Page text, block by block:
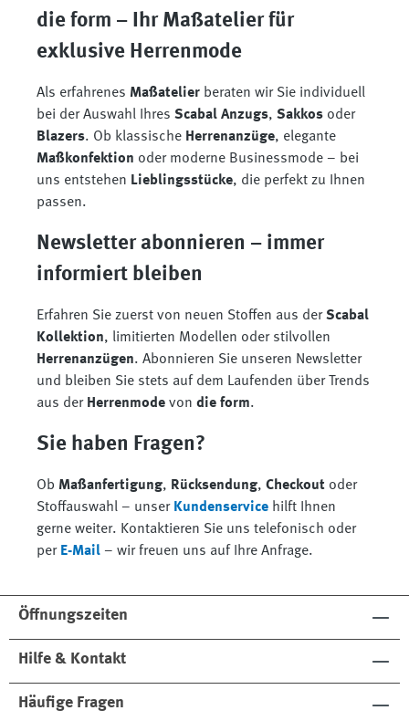
die form – Ihr Maßatelier für
exklusive Herrenmode
Als erfahrenes Maßatelier beraten wir Sie individuell
bei der Auswahl Ihres Scabal Anzugs, Sakkos oder
Blazers. Ob klassische Herrenanzüge, elegante
Maßkonfektion oder moderne Businessmode – bei
uns entstehen Lieblingsstücke, die perfekt zu Ihnen
passen.
Newsletter abonnieren – immer
informiert bleiben
Erfahren Sie zuerst von neuen Stoffen aus derScabal
Kollektion, limitierten Modellen oder stilvollen
Herrenanzügen. Abonnieren Sie unseren Newsletter
und bleiben Sie stets auf dem Laufenden über Trends
aus der Herrenmode von die form.
Sie haben Fragen?
Ob Maßanfertigung, Rücksendung, Checkout oder
Stoffauswahl – unser Kundenservice hilft Ihnen
gerne weiter. Kontaktieren Sie uns telefonisch oder
per E-Mail – wir freuen uns auf Ihre Anfrage.
Öffnungszeiten
Hilfe & Kontakt
Häufige Fragen